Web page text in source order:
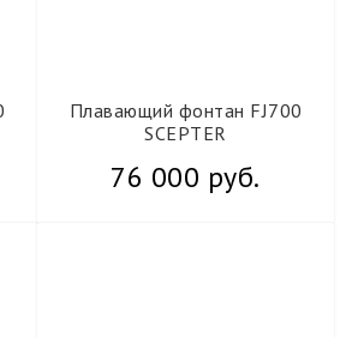
Плавающий фонтан FJ700
SCEPTER
76 000 руб.